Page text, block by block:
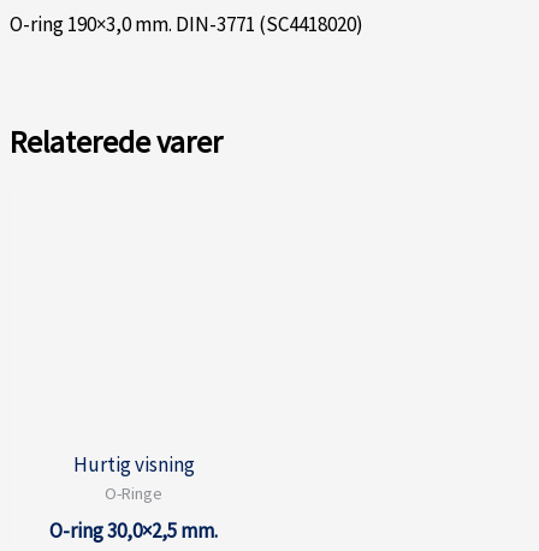
O-ring 190×3,0 mm. DIN-3771 (SC4418020)
Relaterede varer
Hurtig visning
O-Ringe
O-ring 30,0×2,5 mm.